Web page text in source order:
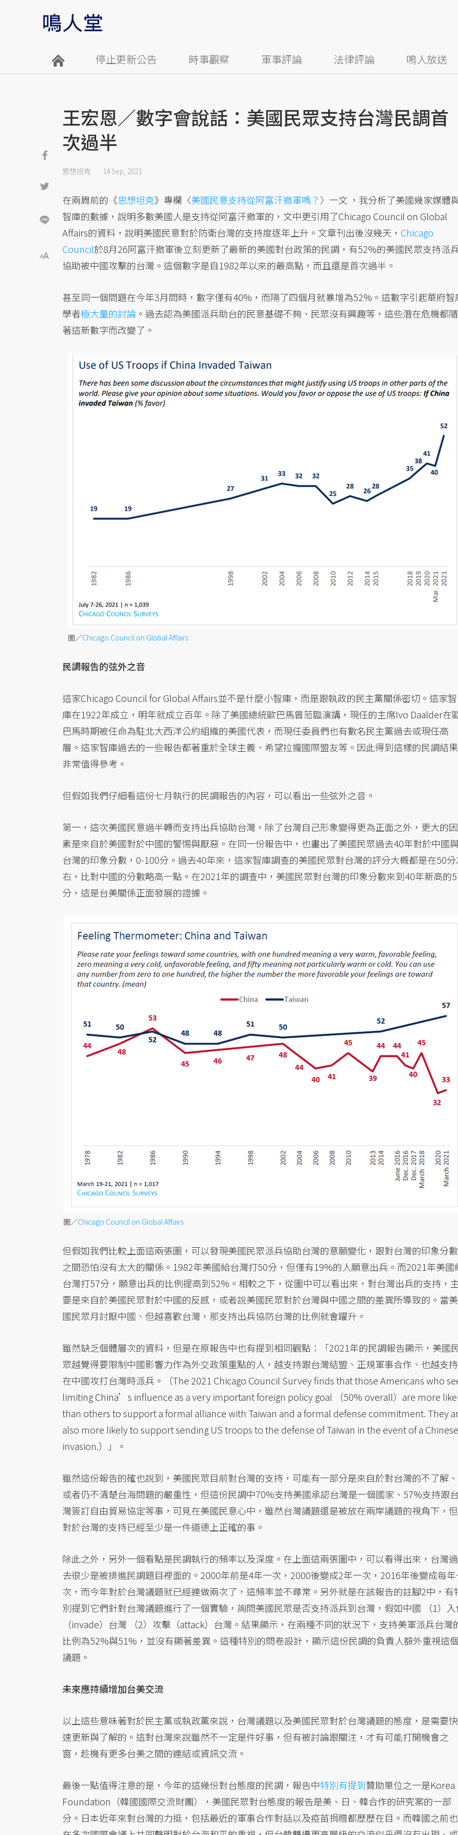
停止更新公告 時事觀察 軍事評論 法律評論 鳴人放送
王宏恩／數字會說話：美國民眾支持台灣民調首
次過半
思想坦克 14 Sep, 2021
在兩周前的《思想坦克》專欄〈美國民意支持從阿富汗撤軍嗎？ 〉一文 ，我分析了美國幾家媒體
智庫的數據，說明多數美國人是支持從阿富汗撤軍的，文中更引用了Chicago Council on Global
Affairs的資料，說明美國民意對於防衛台灣的支持度逐年上升。文章刊出後沒幾天， Chicago
Council於8月26阿富汗撤軍後立刻更新了最新的美國對台政策的民調，有52%的美國民眾支持派
協助被中國攻擊的台灣。這個數字是自1982年以來的最高點，而且還是首次過半。
甚至同一個問題在今年3月問時，數字僅有40%，而隔了四個月就暴增為52%。這數字引起華府智
學者極大量的討論 。過去認為美國派兵助台的民意基礎不夠、民眾沒有興趣等，這些潛在危機都隨
著這新數字而改變了。
圖／Chicago Council on Global Affairs
民調報告的弦外之音
這家Chicago Council for Global Affairs並不是什麼小智庫，而是跟執政的民主黨關係密切。這家智
庫在1922年成立，明年就成立百年。除了美國總統歐巴馬曾蒞臨演講，現任的主席Ivo Daalder在
巴馬時期被任命為駐北大西洋公約組織的美國代表，而現任委員們也有數名民主黨過去或現任高
層。這家智庫過去的一些報告都著重於全球主義、希望拉攏國際盟友等。因此得到這樣的民調結果
非常值得參考。
但假如我們仔細看這份七月執行的民調報告的內容，可以看出一些弦外之音。
第一，這次美國民意過半轉而支持出兵協助台灣，除了台灣自己形象變得更為正面之外，更大的因
素是來自於美國對於中國的警惕與厭惡。在同一份報告中，也畫出了美國民眾過去40年對於中國
台灣的印象分數，0-100分。過去40年來，這家智庫調查的美國民眾對台灣的評分大概都是在50分
右，比對中國的分數略高一點。在2021年的調查中，美國民眾對台灣的印象分數來到40年新高的
分，這是台美關係正面發展的證據。
圖／Chicago Council on Global Affairs
但假如我們比較上面這兩張圖，可以發現美國民眾派兵協助台灣的意願變化，跟對台灣的印象分數
之間恐怕沒有太大的關係。1982年美國給台灣打50分，但僅有19%的人願意出兵。而2021年美國
台灣打57分，願意出兵的比例提高到52%。相較之下，從圖中可以看出來，對台灣出兵的支持，主
要是來自於美國民眾對於中國的反感，或者說美國民眾對於台灣與中國之間的差異所導致的。當美
國民眾月討厭中國、但越喜歡台灣，那支持出兵協防台灣的比例就會躍升。
雖然缺乏個體層次的資料，但是在原報告中也有提到相同觀點：「2021年的民調報告顯示，美國
眾越覺得要限制中國影響力作為外交政策重點的人，越支持跟台灣結盟、正規軍事合作、也越支持
在中國攻打台灣時派兵。（The 2021 Chicago Council Survey finds that those Americans who
limiting China’s influence as a very important foreign policy goal （50% overall）are more
than others to support a formal alliance with Taiwan and a formal defense commitment. They
also more likely to support sending US troops to the defense of Taiwan in the event of a Chinese
invasion.）」。
雖然這份報告的確也說到，美國民眾目前對台灣的支持，可能有一部分是來自於對台灣的不了解、
或者仍不清楚台海問題的嚴重性，但這份民調中70%支持美國承認台灣是一個國家、57%支持跟台
灣簽訂自由貿易協定等事，可見在美國民意心中，雖然台灣議題還是被放在兩岸議題的視角下，但
對於台灣的支持已經至少是一件道德上正確的事。
除此之外，另外一個看點是民調執行的頻率以及深度。在上面這兩張圖中，可以看得出來，台灣過
去很少是被排進民調題目裡面的。2000年前是4年一次，2000後變成2年一次，2016年後變成每
次，而今年對於台灣議題就已經連做兩次了，這頻率並不尋常。另外就是在該報告的註腳2中，有
別提到它們針對台灣議題進行了一個實驗，詢問美國民眾是否支持派兵到台灣，假如中國 （1）
（invade）台灣 （2）攻擊（attack）台灣。結果顯示，在兩種不同的狀況下，支持美軍派兵台灣
比例為52%與51%，並沒有顯著差異。這種特別的問卷設計，顯示這份民調的負責人額外重視這個
議題。
未來應持續增加台美交流
以上這些意味著對於民主黨或執政黨來說，台灣議題以及美國民眾對於台灣議題的態度，是需要快
速更新與了解的。這對台灣來說雖然不一定是件好事，但有被討論跟關注，才有可能打開機會之
窗，趁機有更多台美之間的連結或資訊交流。
最後一點值得注意的是，今年的這幾份對台態度的民調，報告中特別有提到贊助單位之一是Korea
Foundation（韓國國際交流財團），美國民眾對台態度的報告是美、日、韓合作的研究案的一部
分。日本近年來對台灣的力挺，包括最近的軍事合作對話以及疫苗捐贈都歷歷在目。而韓國之前也